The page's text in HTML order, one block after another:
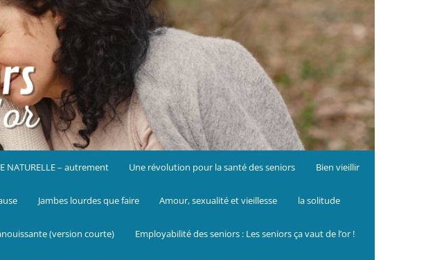
NATURELLE – autrement Une révolution pour la santé des seniors Bien vieillir
Jambes lourdes que faire Amour, sexualité et vieillesse la solitude
(version courte) Employabilité des seniors : Les seniors ça vaut de l’or !